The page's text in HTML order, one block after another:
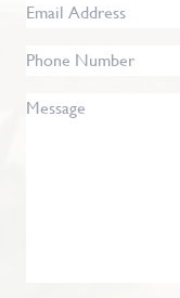
Email
Phone
Message